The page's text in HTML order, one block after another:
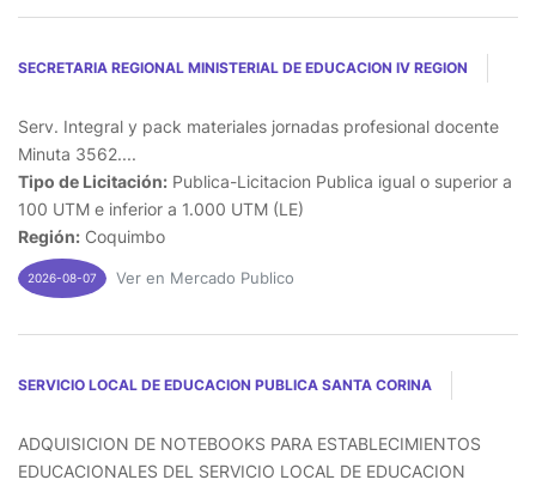
SECRETARIA REGIONAL MINISTERIAL DE EDUCACION IV REGION
Serv. Integral y pack materiales jornadas profesional docente
Minuta 3562....
Tipo de Licitación: Publica-Licitacion Publica igual o superior a
100 UTM e inferior a 1.000 UTM (LE)
Región: Coquimbo
2026-08-07 Ver en Mercado Publico
SERVICIO LOCAL DE EDUCACION PUBLICA SANTA CORINA
ADQUISICION DE NOTEBOOKS PARA ESTABLECIMIENTOS
EDUCACIONALES DEL SERVICIO LOCAL DE EDUCACION